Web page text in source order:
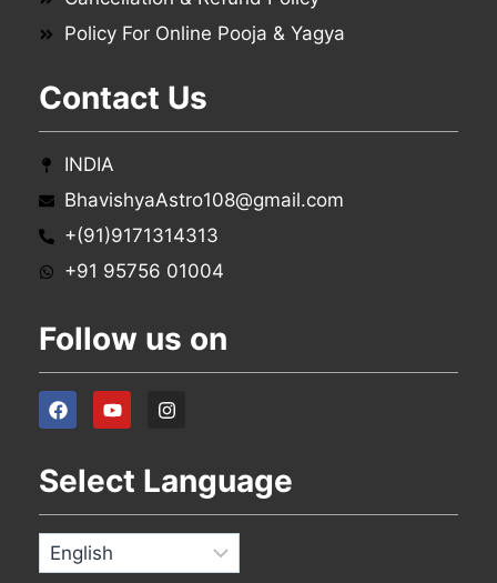
Policy For Online Pooja & Yagya
Contact Us
INDIA
BhavishyaAstro108@gmail.com
+(91)9171314313
+91 95756 01004
Follow us on
Select Language